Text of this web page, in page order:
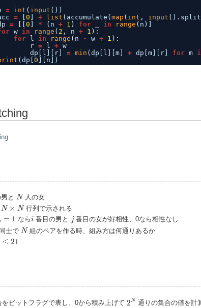
= int ( input ())
= 0 + list (accumulate( map ( int , input
= 0 * (n + 1 ) for in range (n)]
w in range ( 2 , n + 1 ):
for
l in range (n - w + 1 ):
r = l + w
dp[l][r] = min (dp[l][m] + dp[m][r] for m
(dp[ 0 ][n])
と N
N
人の女
N × N
N× N 行列で示される
= 1 ならii 番目の男と j 番目の女が好相性、0なら相性なし
士で N
N 組のペアを作る時、組み方は何通りあるか
≤ 21
をビットフラグで表し、0から積み上げて 2N
N
通りの集合の値を計